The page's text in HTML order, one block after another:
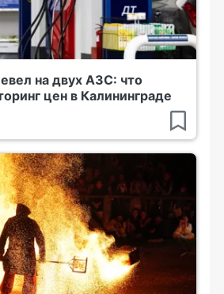
на двух АЗС: что
цен в Калининграде